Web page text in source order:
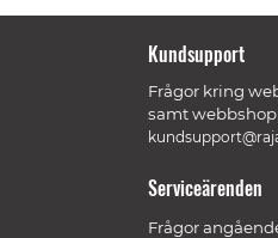
Kundsupport
Frågor kring
samt
Serviceärenden
Frågor